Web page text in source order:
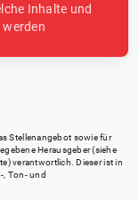
Inhalte und
Stellenangebot sowie für
Herausgeber (siehe
verantwortlich. Dieser ist in
, Ton- und